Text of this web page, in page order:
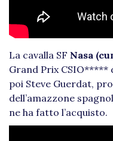
La cavalla SF Nasa
Grand Prix CSIO*****
poi Steve Guerdat,
dell’amazzone
ne ha fatto l’acquisto.